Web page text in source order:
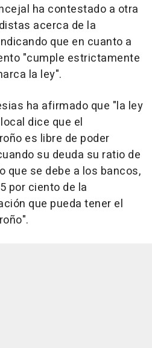
ha contestado a otra
acerca de la
que en cuanto a
"cumple estrictamente
la ley".
ha afirmado que "la ley
dice que el
es libre de poder
su deuda su ratio de
que se debe a los bancos,
por ciento de la
que pueda tener el